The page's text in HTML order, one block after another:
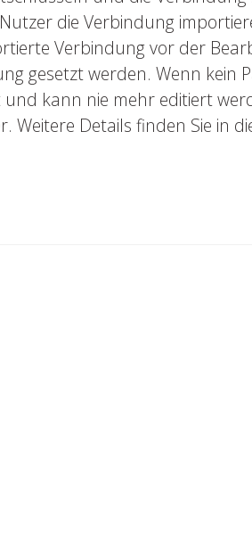
die Verbindung
Verbindung vor der
gesetzt werden. Wenn kein
kann nie mehr editiert
Details finden Sie in